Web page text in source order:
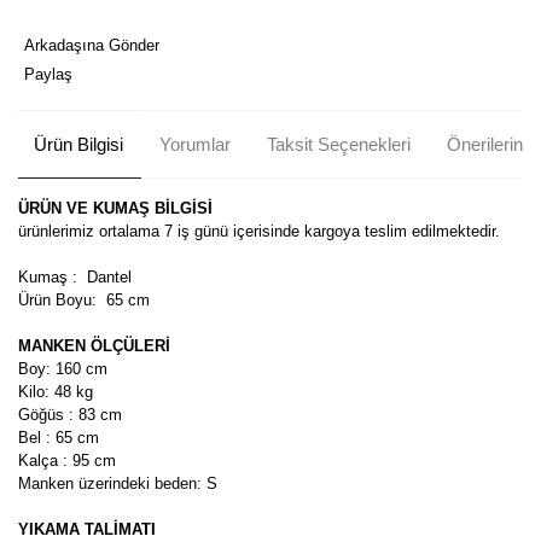
Arkadaşına Gönder
Paylaş
Ürün Bilgisi Yorumlar Taksit Seçenekleri Önerileriniz
ÜRÜN VE KUMAŞ BİLGİSİ
ürünlerimiz ortalama 7 iş günü içerisinde kargoya teslim edilmektedir.
Kumaş : Dantel
Ürün Boyu: 65 cm
MANKEN ÖLÇÜLERİ
Boy: 160 cm
Kilo: 48 kg
Göğüs : 83 cm
Bel : 65 cm
Kalça : 95 cm
Manken üzerindeki beden: S
YIKAMA TALİMATI